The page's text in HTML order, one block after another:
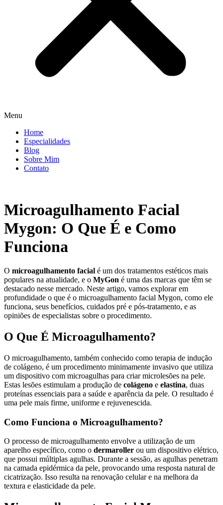
Menu
Home
Especialidades
Blog
Sobre Mim
Contato
Microagulhamento Facial
Mygon: O Que É e Como
Funciona
O microagulhamento facial é um dos tratamentos estéticos mais
populares na atualidade, e o MyGon é uma das marcas que têm se
destacado nesse mercado. Neste artigo, vamos explorar em
profundidade o que é o microagulhamento facial Mygon, como ele
funciona, seus benefícios, cuidados pré e pós-tratamento, e as
opiniões de especialistas sobre o procedimento.
O Que É Microagulhamento?
O microagulhamento, também conhecido como terapia de indução
de colágeno, é um procedimento minimamente invasivo que utiliza
um dispositivo com microagulhas para criar microlesões na pele.
Estas lesões estimulam a produção de colágeno e elastina, duas
proteínas essenciais para a saúde e aparência da pele. O resultado é
uma pele mais firme, uniforme e rejuvenescida.
Como Funciona o Microagulhamento?
O processo de microagulhamento envolve a utilização de um
aparelho específico, como o dermaroller ou um dispositivo elétrico,
que possui múltiplas agulhas. Durante a sessão, as agulhas penetram
na camada epidérmica da pele, provocando uma resposta natural de
cicatrização. Isso resulta na renovação celular e na melhora da
textura e elasticidade da pele.